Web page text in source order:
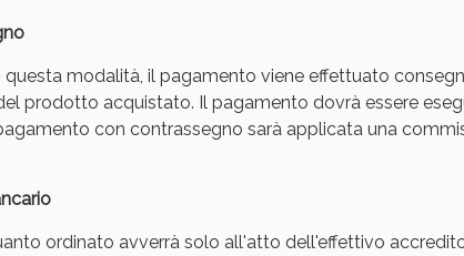
questa modalità, il pagamento viene effettuato
prodotto acquistato. Il pagamento dovrà essere
con contrassegno sarà applicata una
ordinato avverrà solo all'atto dell'effettivo